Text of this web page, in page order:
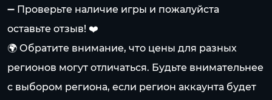
➖ Проверьте наличие игры и пожалуйста
оставьте отзыв! ❤️
🌍 Обратите внимание, что цены для разных
регионов могут отличаться. Будьте внимательнее
с выбором региона, если регион аккаунта будет